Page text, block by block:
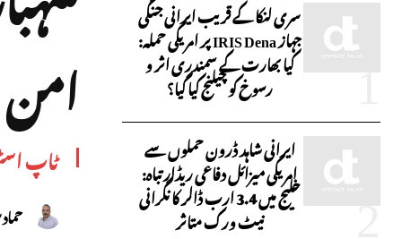
سری لنکا کے قریب ایرانی جنگی
جہاز IRIS Dena پر امریکی حملہ:
کیا بھارت کے سمندری اثر و
رسوخ کو چیلنج کیا گیا؟
ایرانی شاہد ڈرون حملوں سے
امریکی میزائل دفاعی ریڈار تباہ:
خلیج میں 3.4 ارب ڈالر کا نگرانی
نیٹ ورک متاثر
ٹاپ